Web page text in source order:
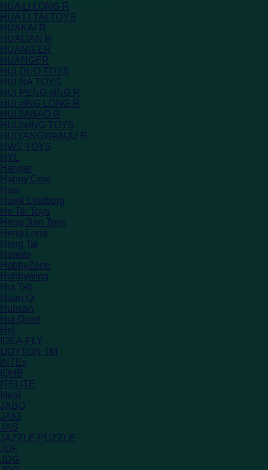
HUA LI LONG R
HUA LI TAI TOYS
HUAKAI R
HUALIAN R
HUANG ER
HUANGER
HUI DUO TOYS
HUI NA TOYS
HUI PENG xING R
HUI xING LONG R
HUIJIABAO R
HUIJIxING TOYS
HUIYANGWANJU R
HWS TOYS
HYL
Hangar
Happy Cow
Hasi
Hawk Lindberg
He Tai Toys
Heng Jian Toys
Heng Long
Heng Tai
Himoto
HobbyZone
Hobbywing
Hot Tab
Huan Qi
Hubsan
Hui Quan
HxL
IDEA-FLY
IJOYTON TM
INTEx
IQHB
ITELITE
Ideal
JABO
JAKI
JAS
JAZZLE PUZZLE
JDF
JDG